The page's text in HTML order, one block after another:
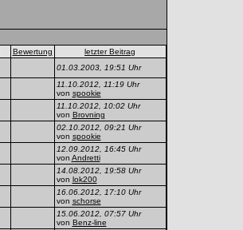
Bewertung letzter Beitrag
01.03.2003, 19:51 Uhr
11.10.2012, 11:19 Uhr
von spookie
11.10.2012, 10:02 Uhr
von Brovning
02.10.2012, 09:21 Uhr
von spookie
12.09.2012, 16:45 Uhr
von Andretti
14.08.2012, 19:58 Uhr
von lok200
16.06.2012, 17:10 Uhr
von schorse
15.06.2012, 07:57 Uhr
von Benz-line